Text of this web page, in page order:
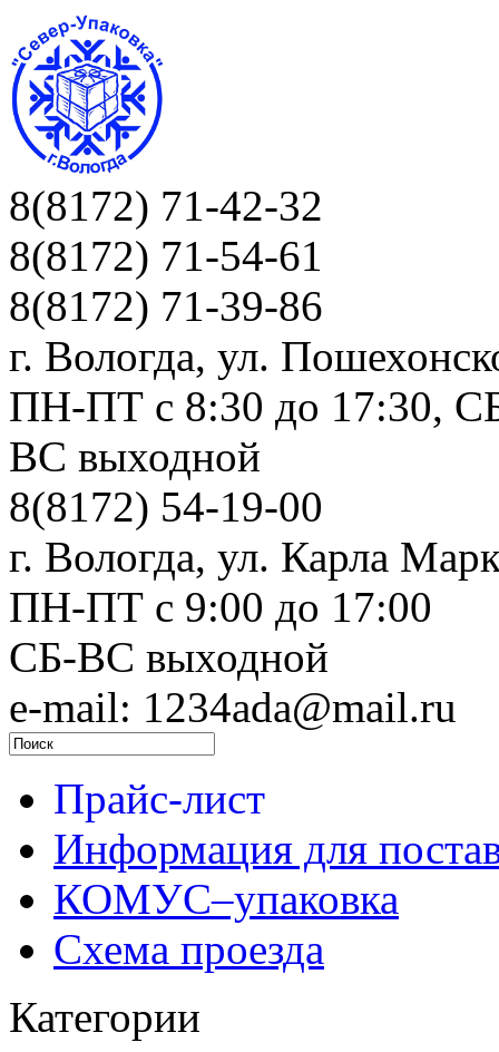
8(8172) 71-42-32
8(8172) 71-54-61
8(8172) 71-39-86
г. Вологда, ул.
ПН-ПТ c 8:30 до 17:30,
ВС выходной
8(8172) 54-19-00
г. Вологда, ул. Карла
ПН-ПТ c 9:00 до 17:00
СБ-ВС выходной
e-mail: 1234ada@mail.ru
Прайс-лист
Информация для
КОМУС–упаковка
Схема проезда
Категории